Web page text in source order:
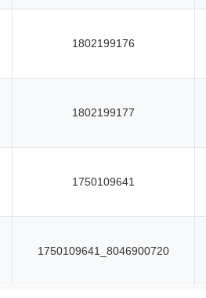
1802199176
1802199177
1750109641
1750109641_8046900720